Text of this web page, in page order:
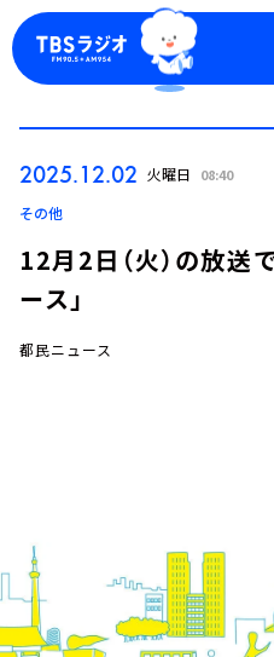
イベント・グッズ
YouTube
会社情報
2025.12.02 火曜日 08:40
その他
12月2日（火）の放送
ース」
都民ニュース